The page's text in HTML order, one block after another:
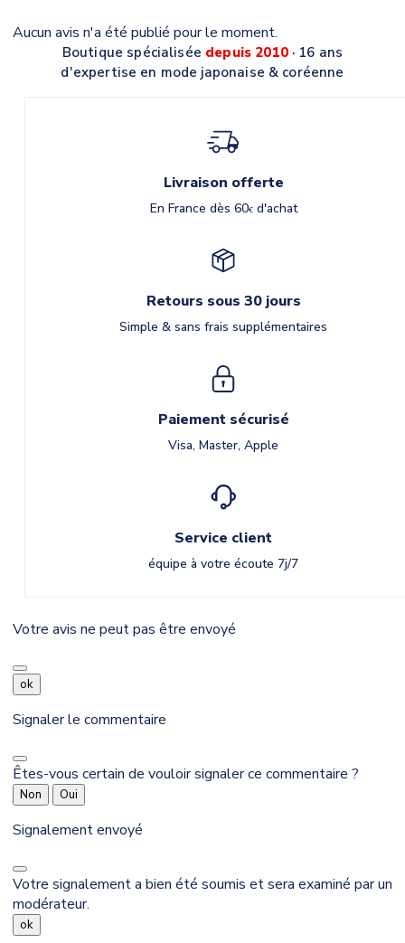
Aucun avis n'a été publié pour le moment.
Boutique spécialisée depuis 2010· 16 ans
d'expertise en mode japonaise & coréenne
Livraison offerte
En France dès 60€d'achat
Retours sous 30 jours
Simple & sans frais supplémentaires
Paiement sécurisé
Visa, Master, Apple
Service client
équipe à votre écoute 7j/7
Votre avis ne peut pas être envoyé
ok
Signaler le commentaire
Êtes-vous certain de vouloir signaler ce commentaire ?
Non Oui
Signalement envoyé
Votre signalement a bien été soumis et sera examiné par un
modérateur.
ok